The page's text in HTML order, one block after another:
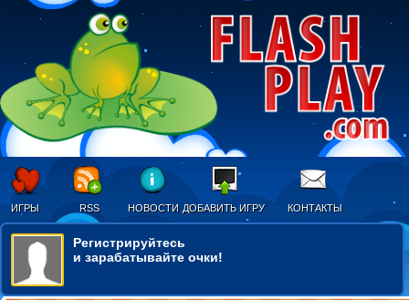
ИГРЫ RSS НОВОСТИ ДОБАВИТЬ ИГРУ КОНТАКТЫ
Регистрируйтесь
и зарабатывайте очки!